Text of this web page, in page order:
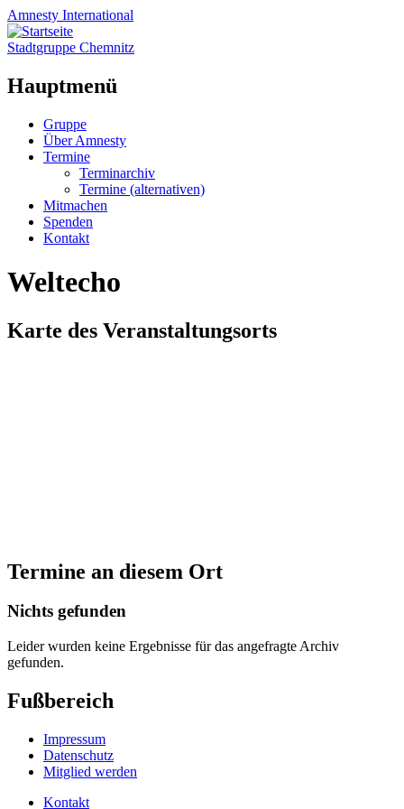
Amnesty International
Stadtgruppe Chemnitz
Hauptmenü
Zum
Inhalt
springen
Gruppe
Über Amnesty
Termine
Terminarchiv
Termine (alternativen)
Mitmachen
Spenden
Kontakt
Weltecho
Karte des Veranstaltungsorts
Termine an diesem Ort
Nichts gefunden
Leider wurden keine Ergebnisse für das angefragte Archiv
gefunden.
Fußbereich
Impressum
Datenschutz
Mitglied werden
Kontakt